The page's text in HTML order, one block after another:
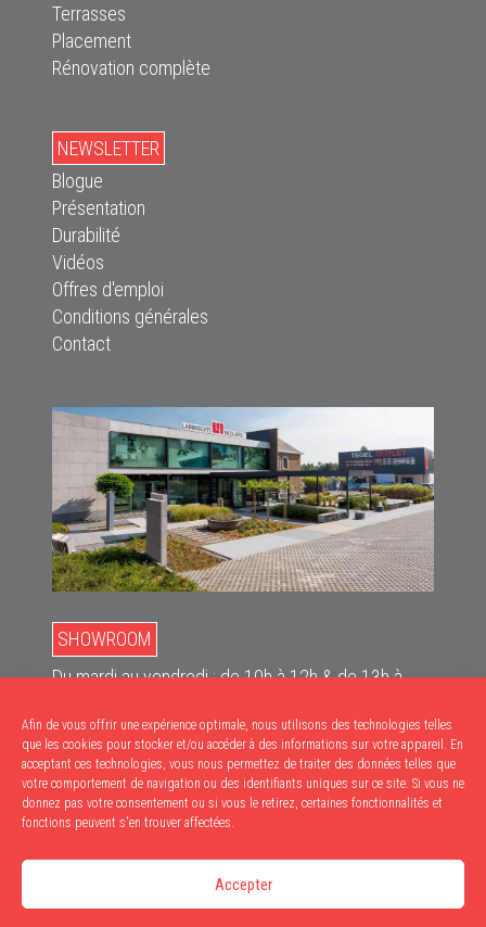
Afin de vous offrir une expérience optimale, nous utilisons des technologies telles
que les cookies pour stocker et/ou accéder à des informations sur votre appareil. En
acceptant ces technologies, vous nous permettez de traiter des données telles que
votre comportement de navigation ou des identifiants uniques sur ce site. Si vous ne
donnez pas votre consentement ou si vous le retirez, certaines fonctionnalités et
fonctions peuvent s'en trouver affectées.
Accepter
Terrasses
Placement
Rénovation complète
NEWSLETTER
Blogue
Présentation
Durabilité
Vidéos
Offres d'emploi
Conditions générales
Contact
SHOWROOM
Du mardi au vendredi : de 10h à 12h & de 13h à
Le samedi : de 10h à 17h
RETRAITS
Du mardi au vendredi : de 9h à 12h & de 13h à
17h30
Le samedi : de 9h à 12h